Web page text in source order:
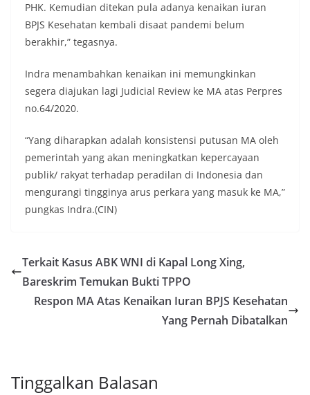
PHK. Kemudian ditekan pula adanya kenaikan iuran
BPJS Kesehatan kembali disaat pandemi belum
berakhir,” tegasnya.
Indra menambahkan kenaikan ini memungkinkan
segera diajukan lagi Judicial Review ke MA atas Perpres
no.64/2020.
“Yang diharapkan adalah konsistensi putusan MA oleh
pemerintah yang akan meningkatkan kepercayaan
publik/ rakyat terhadap peradilan di Indonesia dan
mengurangi tingginya arus perkara yang masuk ke MA,”
pungkas Indra.(CIN)
Terkait Kasus ABK WNI di Kapal Long Xing,
Bareskrim Temukan Bukti TPPO
Respon MA Atas Kenaikan Iuran BPJS Kesehatan
Yang Pernah Dibatalkan
Tinggalkan Balasan